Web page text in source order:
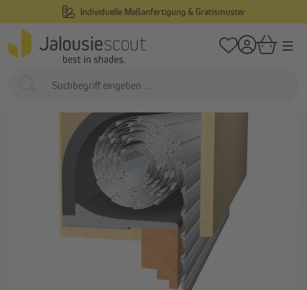
Individuelle Maßanfertigung & Gratismuster
Startseite